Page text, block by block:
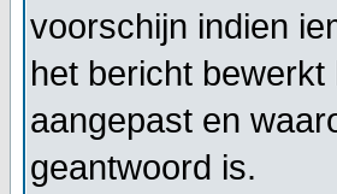
voorschijn indien
het bericht
aangepast en
geantwoord is.